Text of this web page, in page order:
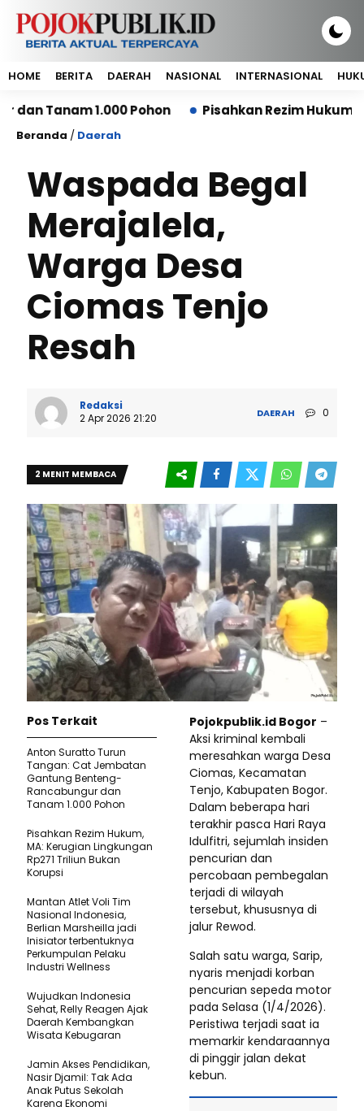
HOME BERITA DAERAH NASIONAL INTERNASIONAL
1.000 Pohon Pisahkan Rezim Hukum, MA:
Beranda / Daerah
Waspada Begal
Merajalela,
Warga Desa
Ciomas Tenjo
Resah
Redaksi
2 Apr 2026 21:20
DAERAH 0
2 MENIT MEMBACA
Pojokpublik.id Bogor –
Aksi kriminal kembali
meresahkan warga Desa
Ciomas, Kecamatan
Tenjo, Kabupaten Bogor.
Dalam beberapa hari
terakhir pasca Hari Raya
Idulfitri, sejumlah insiden
pencurian dan
percobaan pembegalan
terjadi di wilayah
tersebut, khususnya di
jalur Rewod.
Salah satu warga, Sarip,
nyaris menjadi korban
pencurian sepeda motor
pada Selasa (1/4/2026).
Peristiwa terjadi saat ia
memarkir kendaraannya
di pinggir jalan dekat
kebun.
Pos Terkait
Anton Suratto Turun
Tangan: Cat Jembatan
Gantung Benteng-
Rancabungur dan
Tanam 1.000 Pohon
Pisahkan Rezim Hukum,
MA: Kerugian Lingkungan
Rp271 Triliun Bukan
Korupsi
Mantan Atlet Voli Tim
Nasional Indonesia,
Berlian Marsheilla jadi
Inisiator terbentuknya
Perkumpulan Pelaku
Industri Wellness
Wujudkan Indonesia
Sehat, Relly Reagen Ajak
Daerah Kembangkan
Wisata Kebugaran
Jamin Akses Pendidikan,
Nasir Djamil: Tak Ada
Anak Putus Sekolah
Karena Ekonomi